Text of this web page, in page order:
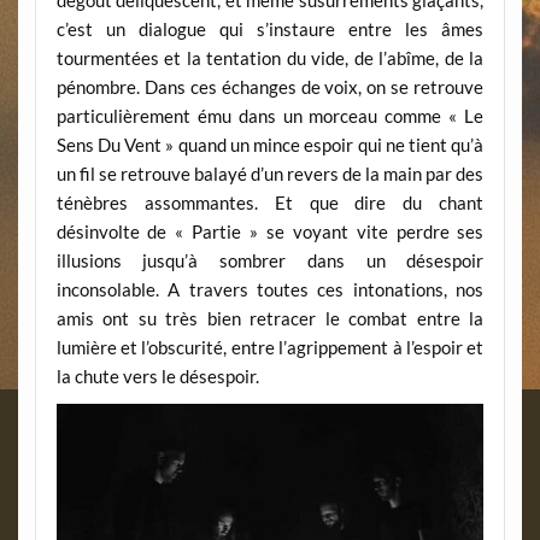
c’est un dialogue qui s’instaure entre les âmes
tourmentées et la tentation du vide, de l’abîme, de la
pénombre. Dans ces échanges de voix, on se retrouve
particulièrement ému dans un morceau comme « Le
Sens Du Vent » quand un mince espoir qui ne tient qu’à
un fil se retrouve balayé d’un revers de la main par des
ténèbres assommantes. Et que dire du chant
désinvolte de « Partie » se voyant vite perdre ses
illusions jusqu’à sombrer dans un désespoir
inconsolable. A travers toutes ces intonations, nos
amis ont su très bien retracer le combat entre la
lumière et l’obscurité, entre l’agrippement à l’espoir et
la chute vers le désespoir.